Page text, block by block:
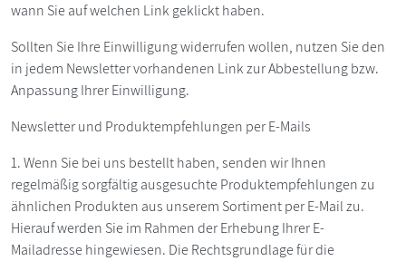
wann Sie auf welchen Link geklickt haben.
Sollten Sie Ihre Einwilligung widerrufen wollen, nutzen Sie den
in jedem Newsletter vorhandenen Link zur Abbestellung bzw.
Anpassung Ihrer Einwilligung.
Newsletter und Produktempfehlungen per E-Mails
1. Wenn Sie bei uns bestellt haben, senden wir Ihnen
regelmäßig sorgfältig ausgesuchte Produktempfehlungen zu
ähnlichen Produkten aus unserem Sortiment per E-Mail zu.
Hierauf werden Sie im Rahmen der Erhebung Ihrer E-
Mailadresse hingewiesen. Die Rechtsgrundlage für die